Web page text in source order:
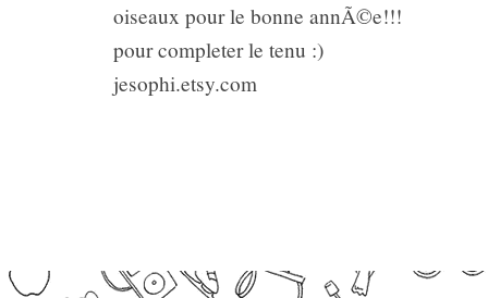
oiseaux pour le bonne annÃ©e!!!
pour completer le tenu :)
jesophi.etsy.com